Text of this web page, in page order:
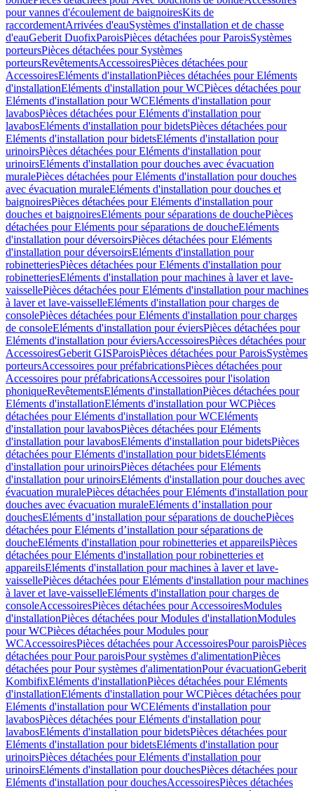
pour vannes d'écoulement de baignoiresKits de
raccordementArrivées d'eauSystèmes d'installation et de chasse
d'eauGeberit DuofixParoisPièces détachées pour ParoisSystèmes
porteursPièces détachées pour Systèmes
porteursRevêtementsAccessoiresPièces détachées pour
AccessoiresEléments d'installationPièces détachées pour Eléments
d'installationEléments d'installation pour WCPièces détachées pour
Eléments d'installation pour WCEléments d'installation pour
lavabosPièces détachées pour Eléments d'installation pour
lavabosEléments d'installation pour bidetsPièces détachées pour
Eléments d'installation pour bidetsEléments d'installation pour
urinoirsPièces détachées pour Eléments d'installation pour
urinoirsEléments d'installation pour douches avec évacuation
muralePièces détachées pour Eléments d'installation pour douches
avec évacuation muraleEléments d'installation pour douches et
baignoiresPièces détachées pour Eléments d'installation pour
douches et baignoiresEléments pour séparations de douchePièces
détachées pour Eléments pour séparations de doucheEléments
d'installation pour déversoirsPièces détachées pour Eléments
d'installation pour déversoirsEléments d'installation pour
robinetteriesPièces détachées pour Eléments d'installation pour
robinetteriesEléments d'installation pour machines à laver et lave-
vaissellePièces détachées pour Eléments d'installation pour machines
à laver et lave-vaisselleEléments d'installation pour charges de
consolePièces détachées pour Eléments d'installation pour charges
de consoleEléments d'installation pour éviersPièces détachées pour
Eléments d'installation pour éviersAccessoiresPièces détachées pour
AccessoiresGeberit GISParoisPièces détachées pour ParoisSystèmes
porteursAccessoires pour préfabricationsPièces détachées pour
Accessoires pour préfabricationsAccessoires pour l'isolation
phoniqueRevêtementsEléments d'installationPièces détachées pour
Eléments d'installationEléments d'installation pour WCPièces
détachées pour Eléments d'installation pour WCEléments
d'installation pour lavabosPièces détachées pour Eléments
d'installation pour lavabosEléments d'installation pour bidetsPièces
détachées pour Eléments d'installation pour bidetsEléments
d'installation pour urinoirsPièces détachées pour Eléments
d'installation pour urinoirsEléments d'installation pour douches avec
évacuation muralePièces détachées pour Eléments d'installation pour
douches avec évacuation muraleEléments d’installation pour
douchesEléments d’installation pour séparations de douchePièces
détachées pour Eléments d’installation pour séparations de
doucheEléments d'installation pour robinetteries et appareilsPièces
détachées pour Eléments d'installation pour robinetteries et
appareilsEléments d'installation pour machines à laver et lave-
vaissellePièces détachées pour Eléments d'installation pour machines
à laver et lave-vaisselleEléments d'installation pour charges de
consoleAccessoiresPièces détachées pour AccessoiresModules
d'installationPièces détachées pour Modules d'installationModules
pour WCPièces détachées pour Modules pour
WCAccessoiresPièces détachées pour AccessoiresPour paroisPièces
détachées pour Pour paroisPour systèmes d'alimentationPièces
détachées pour Pour systèmes d'alimentationPour évacuationGeberit
KombifixEléments d'installationPièces détachées pour Eléments
d'installationEléments d'installation pour WCPièces détachées pour
Eléments d'installation pour WCEléments d'installation pour
lavabosPièces détachées pour Eléments d'installation pour
lavabosEléments d'installation pour bidetsPièces détachées pour
Eléments d'installation pour bidetsEléments d'installation pour
urinoirsPièces détachées pour Eléments d'installation pour
urinoirsEléments d'installation pour douchesPièces détachées pour
Eléments d'installation pour douchesAccessoiresPièces détachées